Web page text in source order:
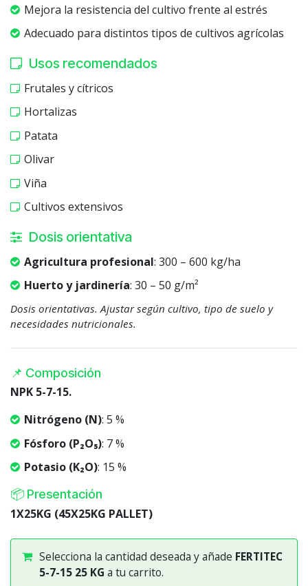
Mejora la resistencia del cultivo frente al estrés
Adecuado para distintos tipos de cultivos agrícolas
Usos recomendados
Frutales y cítricos
Hortalizas
Patata
Olivar
Viña
Cultivos extensivos
Dosis orientativa
Agricultura profesional: 300 – 600 kg/ha
Huerto y jardinería: 30 – 50 g/m²
Dosis orientativas. Ajustar según cultivo, tipo de suelo y
necesidades nutricionales.
📌 Composición
NPK 5-7-15.
Nitrógeno (N): 5 %
Fósforo (P₂O₅): 7 %
Potasio (K₂O): 15 %
📦 Presentación
1X25KG (45X25KG PALLET)
Selecciona la cantidad deseada y añade FERTITEC
5-7-15 25 KG a tu carrito.